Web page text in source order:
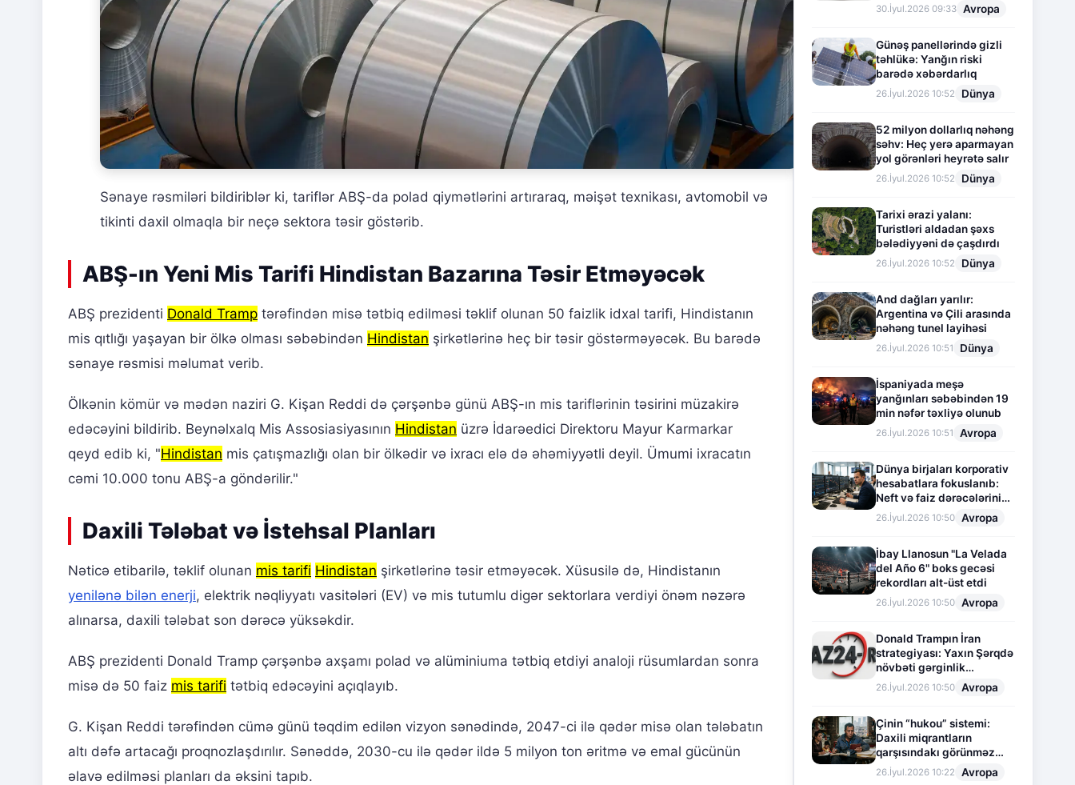
Sənaye rəsmiləri bildiriblər ki, tariflər ABŞ-da polad qiymətlərini artıraraq, məişət texnikası, avtomobil və
tikinti daxil olmaqla bir neçə sektora təsir göstərib.
ABŞ-ın Yeni Mis Tarifi Hindistan Bazarına Təsir Etməyəcək
ABŞ prezidenti Donald Tramp tərəfindən misə tətbiq edilməsi təklif olunan 50 faizlik idxal tarifi, Hindistanın
mis qıtlığı yaşayan bir ölkə olması səbəbindən Hindistan şirkətlərinə heç bir təsir göstərməyəcək. Bu barədə
sənaye rəsmisi məlumat verib.
Ölkənin kömür və mədən naziri G. Kişan Reddi də çərşənbə günü ABŞ-ın mis tariflərinin təsirini müzakirə
edəcəyini bildirib. Beynəlxalq Mis Assosiasiyasının Hindistan üzrə İdarəedici Direktoru Mayur Karmarkar
qeyd edib ki, "Hindistan mis çatışmazlığı olan bir ölkədir və ixracı elə də əhəmiyyətli deyil. Ümumi ixracatın
cəmi 10.000 tonu ABŞ-a göndərilir."
Daxili Tələbat və İstehsal Planları
Nəticə etibarilə, təklif olunan mis tarifi Hindistan şirkətlərinə təsir etməyəcək. Xüsusilə də, Hindistanın
yenilənə bilən enerji, elektrik nəqliyyatı vasitələri (EV) və mis tutumlu digər sektorlara verdiyi önəm nəzərə
alınarsa, daxili tələbat son dərəcə yüksəkdir.
ABŞ prezidenti Donald Tramp çərşənbə axşamı polad və alüminiuma tətbiq etdiyi analoji rüsumlardan sonra
misə də 50 faiz mis tarifi tətbiq edəcəyini açıqlayıb.
G. Kişan Reddi tərəfindən cümə günü təqdim edilən vizyon sənədində, 2047-ci ilə qədər misə olan tələbatın
altı dəfə artacağı proqnozlaşdırılır. Sənəddə, 2030-cu ilə qədər ildə 5 milyon ton əritmə və emal gücünün
əlavə edilməsi planları da əksini tapıb.
30.İyul.2026 09:33 Avropa
Günəş panellərində gizli
təhlükə: Yanğın riski
barədə xəbərdarlıq
26.İyul.2026 10:52 Dünya
52 milyon dollarlıq nəhəng
səhv: Heç yerə aparmayan
yol görənləri heyrətə salır
26.İyul.2026 10:52 Dünya
Tarixi ərazi yalanı:
Turistləri aldadan şəxs
bələdiyyəni də çaşdırdı
26.İyul.2026 10:52 Dünya
And dağları yarılır:
Argentina və Çili arasında
nəhəng tunel layihəsi
26.İyul.2026 10:51 Dünya
İspaniyada meşə
yanğınları səbəbindən 19
min nəfər təxliyə olunub
26.İyul.2026 10:51 Avropa
Dünya birjaları korporativ
hesabatlara fokuslanıb:
Neft və faiz dərəcələrinin
təsiri altında cari vəziyyət
26.İyul.2026 10:50 Avropa
İbay Llanosun "La Velada
del Año 6" boks gecəsi
rekordları alt-üst etdi
26.İyul.2026 10:50 Avropa
Donald Trampın İran
strategiyası: Yaxın Şərqdə
növbəti gərginlik
mərhələsi
26.İyul.2026 10:50 Avropa
Çinin “hukou” sistemi:
Daxili miqrantların
qarşısındakı görünməz
sədd
26.İyul.2026 10:22 Avropa